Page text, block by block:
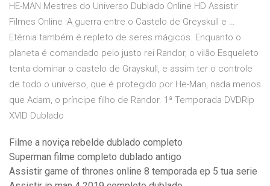
HE-MAN Mestres do Universo Dublado Online HD Assistir
Filmes Online :A guerra entre o Castelo de Greyskull e …
Etérnia também é repleto de seres mágicos. Enquanto o
planeta é comandado pelo justo rei Randor, o vilão Esqueleto
tenta dominar o castelo de Grayskull, e assim ter o controle
de todo o universo, que é protegido por He-Man, nada menos
que Adam, o príncipe filho de Randor. 1ª Temporada DVDRip
XVID Dublado
Filme a noviça rebelde dublado completo
Superman filme completo dublado antigo
Assistir game of thrones online 8 temporada ep 5 tua serie